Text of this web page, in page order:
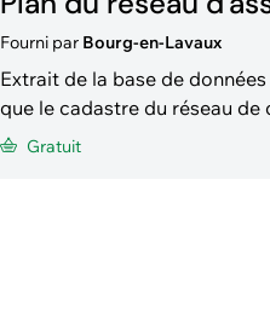
Fourni par Bourg-en-Lavaux
Extrait de la base de
que le cadastre du réseau
Le plan d'assainissement
Gratuit